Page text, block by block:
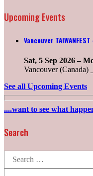
Upcoming Events
Vancouver
Sat, 5 Sep 2026–
Vancouver (Canada)
See all Upcoming Events
....want to see what
Search
for: